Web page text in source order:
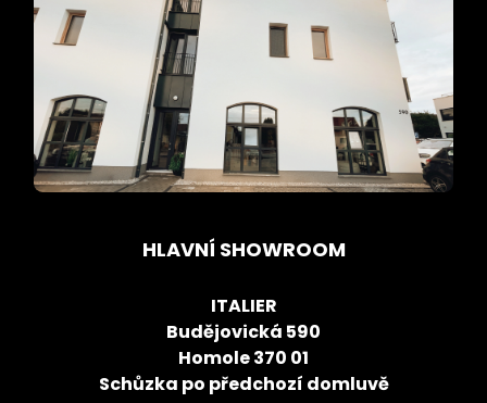
HLAVNÍ SHOWROOM
ITALIER
Budějovická 590
Homole 370 01
Schůzka po předchozí domluvě